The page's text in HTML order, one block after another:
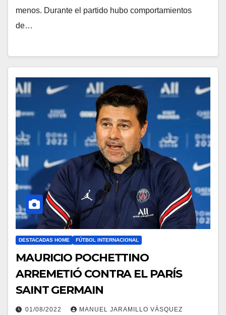
menos. Durante el partido hubo comportamientos
de…
DESTACADAS HOME FÚTBOL INTERNACIONAL
MAURICIO POCHETTINO
ARREMETIÓ CONTRA EL PARÍS
SAINT GERMAIN
01/08/2022 MANUEL JARAMILLO VÁSQUEZ